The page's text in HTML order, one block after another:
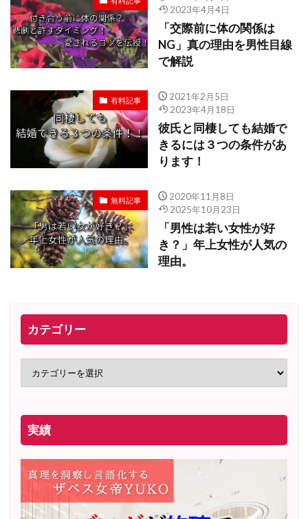
2023年4月4日
「交際前に体の関係は
NG」真の理由を男性目線
で解説
有料記事
2021年2月5日
2023年4月18日
彼氏と同棲しても結婚で
きるには３つの条件があ
ります！
無料記事
2020年11月8日
2025年10月23日
「男性は若い女性が好
き？」年上女性が人気の
理由。
カテゴリー
実績